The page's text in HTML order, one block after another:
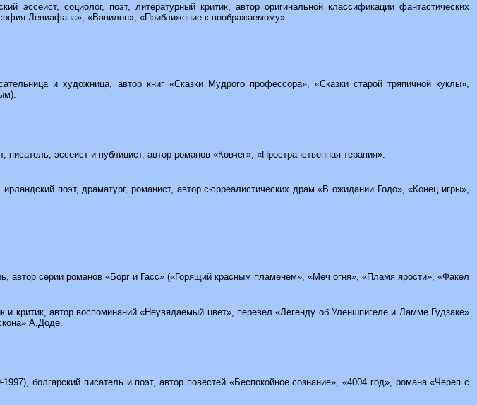
эссеист, социолог, поэт, литературный критик, автор оригинальной классификации фантастических
Левиафана», «Вавилон», «Приближение к воображаемому».
и художница, автор книг «Сказки Мудрого профессора», «Сказки старой тряпичной куклы»,
писатель, эссеист и публицист, автор романов «Ковчег», «Пространственная терапия».
ирландский поэт, драматург, романист, автор сюрреалистических драм «В ожидании Годо», «Конец игры»,
автор серии романов «Борг и Гасс» («Горящий красным пламенем», «Меч огня», «Пламя ярости», «Факел
и критик, автор воспоминаний «Неувядаемый цвет», перевел «Легенду об Уленшпигеле и Ламме Гудзаке»
А.Доде.
1997), болгарский писатель и поэт, автор повестей «Беспокойное сознание», «4004 год», романа «Череп с